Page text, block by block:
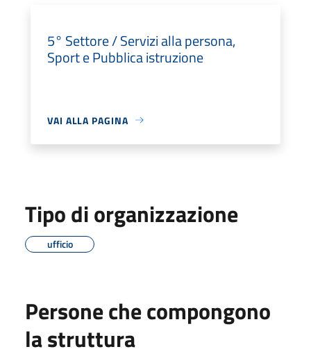
5° Settore / Servizi alla persona,
Sport e Pubblica istruzione
VAI ALLA PAGINA
Tipo di organizzazione
ufficio
Persone che compongono
la struttura